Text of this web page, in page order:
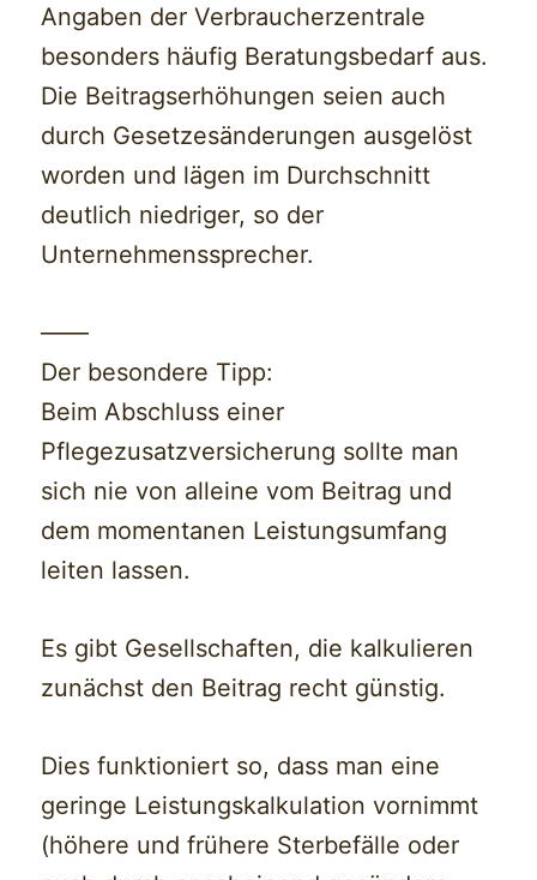
Angaben der Verbraucherzentrale
besonders häufig Beratungsbedarf aus.
Die Beitragserhöhungen seien auch
durch Gesetzesänderungen ausgelöst
worden und lägen im Durchschnitt
deutlich niedriger, so der
Unternehmenssprecher.
——
Der besondere Tipp:
Beim Abschluss einer
Pflegezusatzversicherung sollte man
sich nie von alleine vom Beitrag und
dem momentanen Leistungsumfang
leiten lassen.
Es gibt Gesellschaften, die kalkulieren
zunächst den Beitrag recht günstig.
Dies funktioniert so, dass man eine
geringe Leistungskalkulation vornimmt
(höhere und frühere Sterbefälle oder